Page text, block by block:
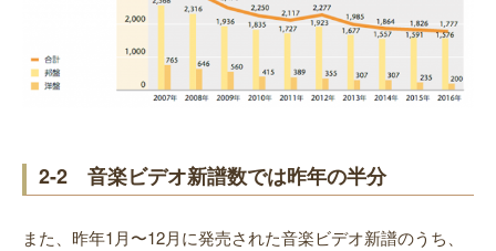
2-2 音楽ビデオ新譜数では昨年の半分
また、昨年1月〜12月に発売された音楽ビデオ新譜のうち、